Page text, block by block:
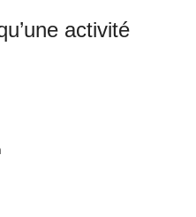
activité